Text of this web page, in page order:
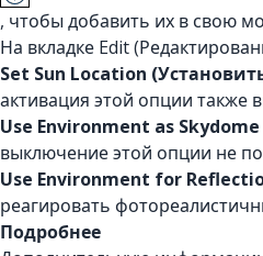
, чтобы добавить их в свою
На вкладке Edit
Set Sun Location
активация этой опции также
Use Environment as
выключение этой опции не
Use Environment for
реагировать
Подробнее